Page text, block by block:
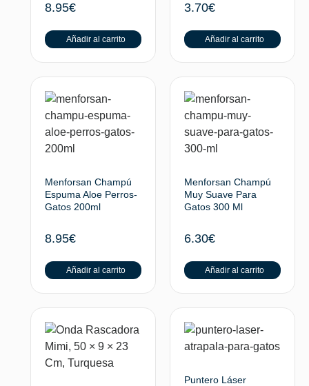
8.95€
Añadir al carrito
3.70€
Añadir al carrito
Menforsan Champú
Espuma Aloe Perros-
Gatos 200ml
8.95€
Añadir al carrito
Menforsan Champú
Muy Suave Para
Gatos 300 Ml
6.30€
Añadir al carrito
Puntero Láser